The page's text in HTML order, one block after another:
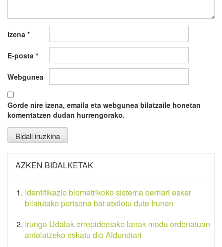
Izena *
E-posta *
Webgunea
Gorde nire izena, emaila eta webgunea bilatzaile honetan
komentatzen dudan hurrengorako.
AZKEN BIDALKETAK
Identifikazio biometrikoko sistema berriari esker
bilatutako pertsona bat atxilotu dute Irunen
Irungo Udalak errepideetako lanak modu ordenatuan
antolatzeko eskatu dio Aldundiari